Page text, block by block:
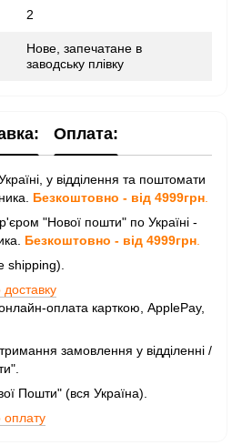
2
Нове, запечатане в
заводську плівку
Оплата:
у відділення та поштомати
Безкоштовно - від 4999грн
"Нової пошти" по Україні -
Безкоштовно - від 4999грн
shipping).
оплата карткою, ApplePay,
замовлення у відділенні /
Пошти" (вся Україна).
оплату